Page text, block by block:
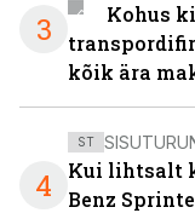
3
Kohus
kõik ära
4
ST
Kui lihtsalt
Benz